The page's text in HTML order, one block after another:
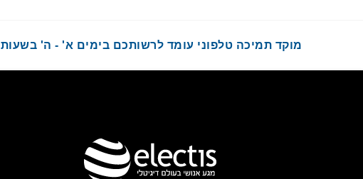
מוקד תמיכה טלפוני עומד לרשותכם בימים א' - ה' בשעות 9:00 - 17:00